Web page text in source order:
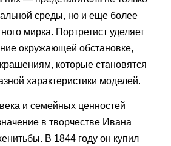
среды, но и еще более
мирка. Портретист уделяет
окружающей обстановке,
которые становятся
характеристики моделей.
и семейных ценностей
в творчестве Ивана
В 1844 году он купил